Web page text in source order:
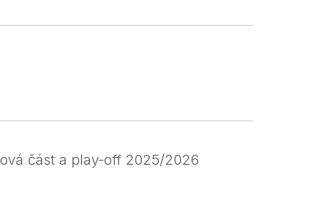
část a play-off 2025/2026